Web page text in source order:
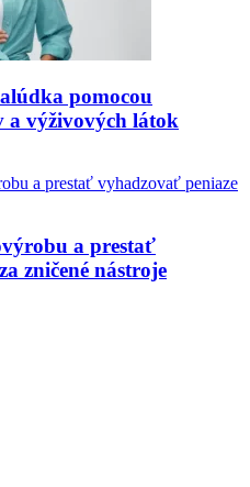
pomocou
a výživových látok
a prestať
zničené nástroje